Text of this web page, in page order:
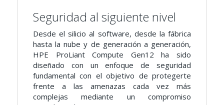
Seguridad al siguiente nivel
Desde el silicio al software, desde la fábrica
hasta la nube y de generación a generación,
HPE ProLiant Compute Gen12 ha sido
diseñado con un enfoque de seguridad
fundamental con el objetivo de protegerte
frente a las amenazas cada vez más
complejas mediante un compromiso